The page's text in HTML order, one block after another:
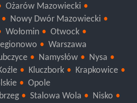
Ożarów Mazowiecki
Nowy Dwór Mazowiecki
Wołomin
Otwock
Warszawa
Namysłów
Nysa
Kluczbork
Krapkowice
Opole
Stalowa Wola
Nisko